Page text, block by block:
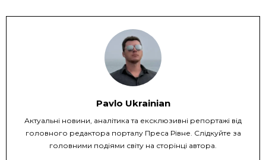
Pavlo Ukrainian
Актуальні новини, аналітика та ексклюзивні репортажі від
головного редактора порталу Преса Рівне. Слідкуйте за
головними подіями світу на сторінці автора.